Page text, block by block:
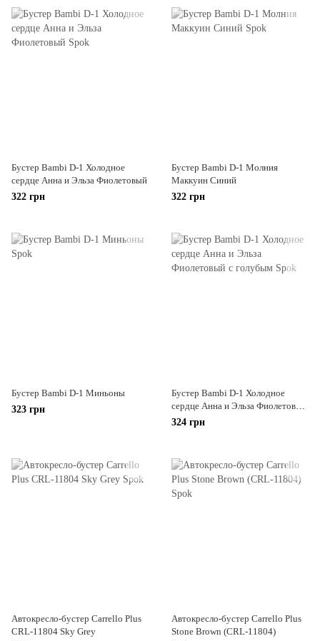
Бустер Bambi D-1 Холодное
сердце Анна и Эльза Фиолетовый
322 грн
Бустер Bambi D-1 Молния
Маккуин Синий
322 грн
Бустер Bambi D-1 Миньоны
323 грн
Бустер Bambi D-1 Холодное
сердце Анна и Эльза Фиолетовый
с голубым
324 грн
Автокресло-бустер Carrello Plus
CRL-11804 Sky Grey
Автокресло-бустер Carrello Plus
Stone Brown (CRL-11804)